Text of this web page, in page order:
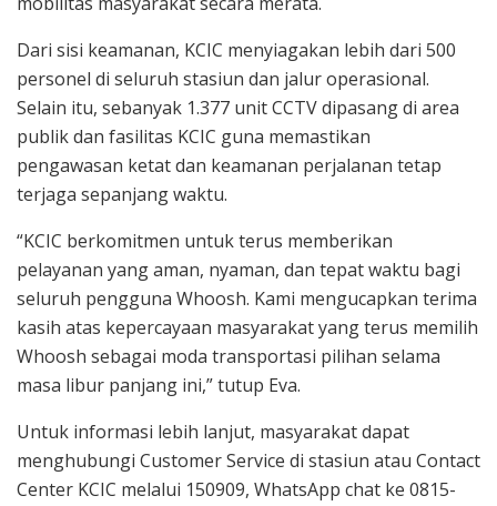
Dari sisi keamanan, KCIC menyiagakan lebih dari 500
personel di seluruh stasiun dan jalur operasional.
Selain itu, sebanyak 1.377 unit CCTV dipasang di area
publik dan fasilitas KCIC guna memastikan
pengawasan ketat dan keamanan perjalanan tetap
terjaga sepanjang waktu.
“KCIC berkomitmen untuk terus memberikan
pelayanan yang aman, nyaman, dan tepat waktu bagi
seluruh pengguna Whoosh. Kami mengucapkan terima
kasih atas kepercayaan masyarakat yang terus memilih
Whoosh sebagai moda transportasi pilihan selama
masa libur panjang ini,” tutup Eva.
Untuk informasi lebih lanjut, masyarakat dapat
menghubungi Customer Service di stasiun atau Contact
Center KCIC melalui 150909, WhatsApp chat ke 0815-